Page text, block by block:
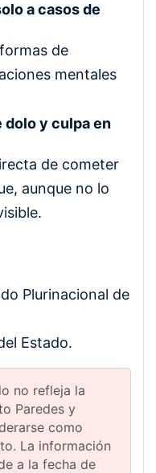
a casos de
de
mentales
dolo y culpa en
de cometer
aunque no lo
Plurinacional de
Estado.
no refleja la
Paredes y
como
La información
a la fecha de